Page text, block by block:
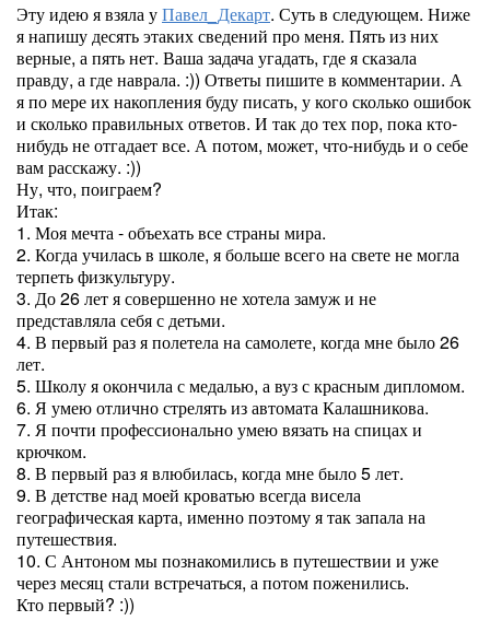
Эту идею я взяла уПавел_Декарт. Суть в следующем. Ниже
я напишу десять этаких сведений про меня. Пять из них
верные, а пять нет. Ваша задача угадать, где я сказала
правду, а где наврала. :)) Ответы пишите в комментарии. А
я по мере их накопления буду писать, у кого сколько ошибок
и сколько правильных ответов. И так до тех пор, пока кто-
нибудь не отгадает все. А потом, может, что-нибудь и о себе
вам расскажу. :))
Ну, что, поиграем?
Итак:
1. Моя мечта - объехать все страны мира.
2. Когда училась в школе, я больше всего на свете не могла
терпеть физкультуру.
3. До 26 лет я совершенно не хотела замуж и не
представляла себя с детьми.
4. В первый раз я полетела на самолете, когда мне было 26
лет.
5. Школу я окончила с медалью, а вуз с красным дипломом.
6. Я умею отлично стрелять из автомата Калашникова.
7. Я почти профессионально умею вязать на спицах и
крючком.
8. В первый раз я влюбилась, когда мне было 5 лет.
9. В детстве над моей кроватью всегда висела
географическая карта, именно поэтому я так запала на
путешествия.
10. С Антоном мы познакомились в путешествии и уже
через месяц стали встречаться, а потом поженились.
Кто первый? :))